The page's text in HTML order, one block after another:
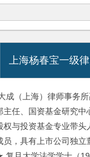
上海杨春宝一级
成（上海）律师事务
主任、国资基金研究中
权与投资基金专业带头
员，具有上市公司独立